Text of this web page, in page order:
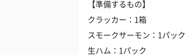
【準備するもの】
クラッカー：1箱
スモークサーモン：1パック
生ハム：1パック